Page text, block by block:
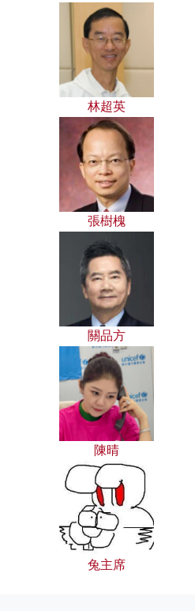
林超英
張樹槐
關品方
陳晴
兔主席